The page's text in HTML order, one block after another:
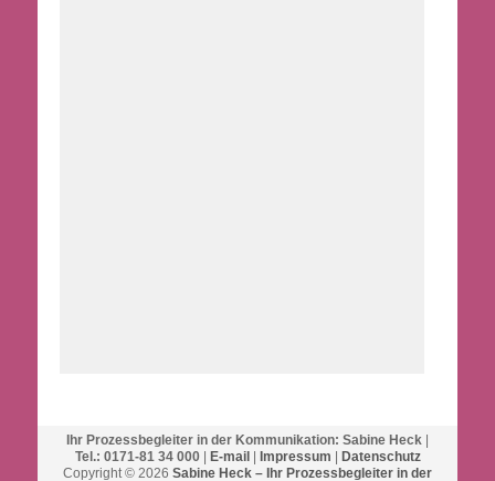
Ihr Prozessbegleiter in der Kommunikation: Sabine Heck
Tel.: 0171-81 34 000| E-mail Impressum
Datenschutz
Copyright © 2026 Sabine Heck – Ihr Prozessbegleiter in der